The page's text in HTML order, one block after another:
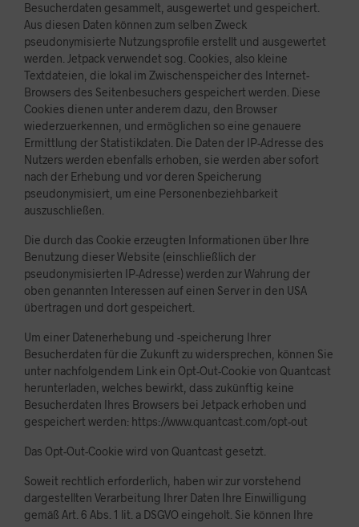
Besucherdaten gesammelt, ausgewertet und gespeichert.
Aus diesen Daten können zum selben Zweck
pseudonymisierte Nutzungsprofile erstellt und ausgewertet
werden. Jetpack verwendet sog. Cookies, also kleine
Textdateien, die lokal im Zwischenspeicher des Internet-
Browsers des Seitenbesuchers gespeichert werden. Diese
Cookies dienen unter anderem dazu, den Browser
wiederzuerkennen, und ermöglichen so eine genauere
Ermittlung der Statistikdaten. Die Daten der IP-Adresse des
Nutzers werden ebenfalls erhoben, sie werden aber sofort
nach der Erhebung und vor deren Speicherung
pseudonymisiert, um eine Personenbeziehbarkeit
auszuschließen.
Die durch das Cookie erzeugten Informationen über Ihre
Benutzung dieser Website (einschließlich der
pseudonymisierten IP-Adresse) werden zur Wahrung der
oben genannten Interessen auf einen Server in den USA
übertragen und dort gespeichert.
Um einer Datenerhebung und -speicherung Ihrer
Besucherdaten für die Zukunft zu widersprechen, können Sie
unter nachfolgendem Link ein Opt-Out-Cookie von Quantcast
herunterladen, welches bewirkt, dass zukünftig keine
Besucherdaten Ihres Browsers bei Jetpack erhoben und
gespeichert werden: https://www.quantcast.com/opt-out
Das Opt-Out-Cookie wird von Quantcast gesetzt.
Soweit rechtlich erforderlich, haben wir zur vorstehend
dargestellten Verarbeitung Ihrer Daten Ihre Einwilligung
gemäß Art. 6 Abs. 1 lit. a DSGVO eingeholt. Sie können Ihre